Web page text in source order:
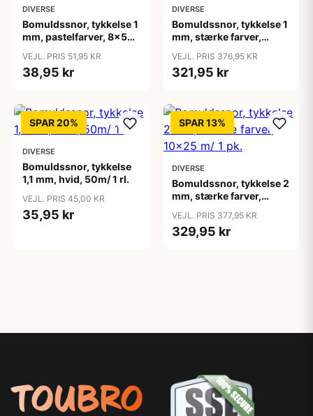
DIVERSE
Bomuldssnor, tykkelse 1
mm, pastelfarver, 8x5m/
VEJL. PRIS 51,95 KR
38,95 kr
DIVERSE
Bomuldssnor, tykkelse 1
mm, stærke farver,
VEJL. PRIS 376,95 KR
321,95 kr
SPAR 20%
DIVERSE
Bomuldssnor, tykkelse
1,1 mm, hvid, 50m/ 1 rl.
VEJL. PRIS 45,00 KR
35,95 kr
SPAR 13%
DIVERSE
Bomuldssnor, tykkelse 2
mm, stærke farver,
VEJL. PRIS 377,95 KR
329,95 kr